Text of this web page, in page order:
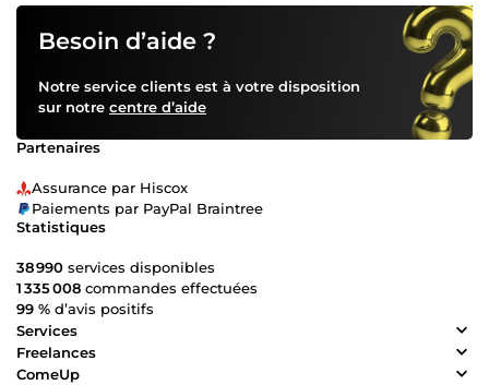
Besoin d’aide ?
Notre service clients est à votre disposition
sur notre centre d’aide
Partenaires
Assurance par Hiscox
Paiements par PayPal Braintree
Statistiques
38 990 services disponibles
1 335 008 commandes effectuées
99 % d’avis positifs
Services
Freelances
ComeUp